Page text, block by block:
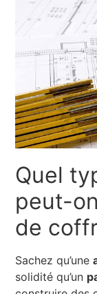
Quel
peut-
de
Sachez qu’une
solidité qu’un